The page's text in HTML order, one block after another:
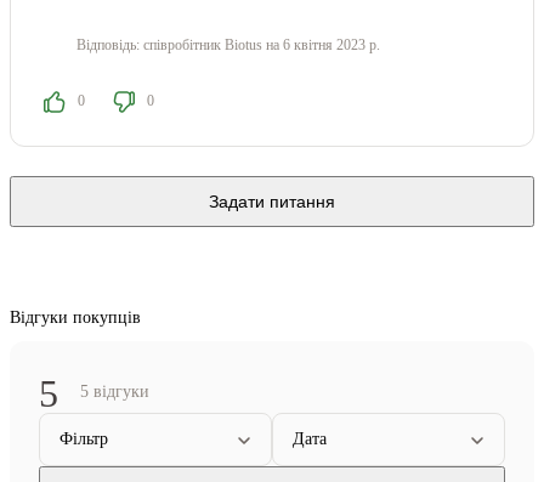
Відповідь: співробітник Biotus на 6 квітня 2023 р.
0 0
Задати питання
Відгуки покупців
5 5 відгуки
Фільтр Дата